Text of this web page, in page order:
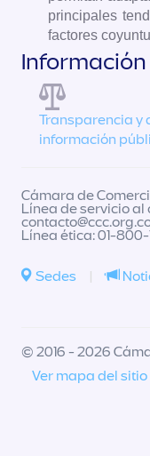
principales
factores
Transparencia y
información
Cámara de
Línea de servicio al
Línea ética: 01-
Sedes |
© 2016 - 2026
Ver mapa del sitio